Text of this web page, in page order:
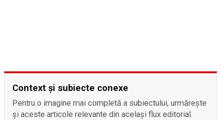
Context și subiecte conexe
Pentru o imagine mai completă a subiectului, urmărește
și aceste articole relevante din același flux editorial.